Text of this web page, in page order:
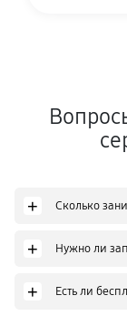
+ Сколько
+ Нужно ли
+ Есть ли